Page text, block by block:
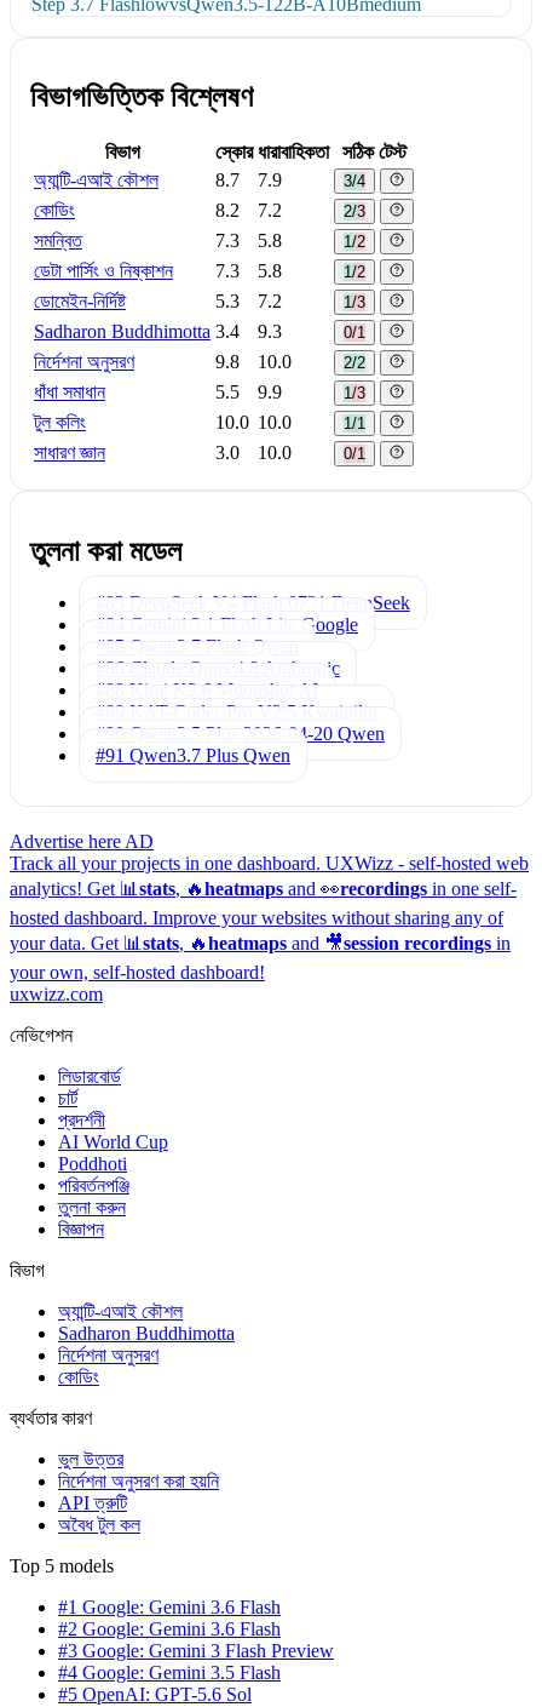
বিভাগভিত্তিক বিশ্লেষণ
বিভাগ স্কোর ধারাবাহিকতা
সঠিক টেস্ট
অ্যান্টি-এআই কৌশল
8.7 7.9 3/4
কোডিং 8.2 7.2 2/3
সমন্বিত 7.3 5.8 1/2
ডেটা পার্সিং ও নিষ্কাশন 7.3 5.8 1/2
ডোমেইন-নির্দিষ্ট 5.3 7.2 1/3
Sadharon Buddhimotta 3.4 9.3 0/1
নির্দেশনা অনুসরণ 9.8 10.0 2/2
ধাঁধা সমাধান 5.5 9.9 1/3
টুল কলিং 10.0 10.0 1/1
সাধারণ জ্ঞান 3.0 10.0 0/1
তুলনা করা মডেল
#83 DeepSeek V4 Flash 0731 DeepSeek
#84 Gemini 3.1 Flash Lite
Google
#85 Qwen3.7 Flash
Qwen
#86 Claude Opus 4.8 Anthropic
#88 Kimi K2.6 Moonshot AI
#89 KAT-Coder-Pro V2.5 Kwaipilot
#90 Qwen3.5 Plus 2026-04-20 Qwen
#91 Qwen3.7 Plus Qwen
Advertise here AD
Track all your projects in one dashboard. UXWizz - self-hosted web
analytics! Get 📊 stats, 🔥heatmaps and 👀recordings in one self-
hosted dashboard. Improve your websites without sharing any of
your data. Get 📊 stats, 🔥heatmaps and 🎥session recordings in
your own, self-hosted dashboard!
uxwizz.com
নেভিগেশন
লিডারবোর্ড
চার্ট
প্রদর্শনী
AI World Cup
Poddhoti
পরিবর্তনপঞ্জি
তুলনা করুন
বিজ্ঞাপন
বিভাগ
অ্যান্টি-এআই কৌশল
Sadharon Buddhimotta
নির্দেশনা অনুসরণ
কোডিং
ব্যর্থতার কারণ
ভুল উত্তর
নির্দেশনা অনুসরণ করা হয়নি
API ত্রুটি
অবৈধ টুল কল
Top 5 models
#1 Google: Gemini 3.6 Flash
#2 Google: Gemini 3.6 Flash
#3 Google: Gemini 3 Flash Preview
#4 Google: Gemini 3.5 Flash
#5 OpenAI: GPT-5.6 Sol